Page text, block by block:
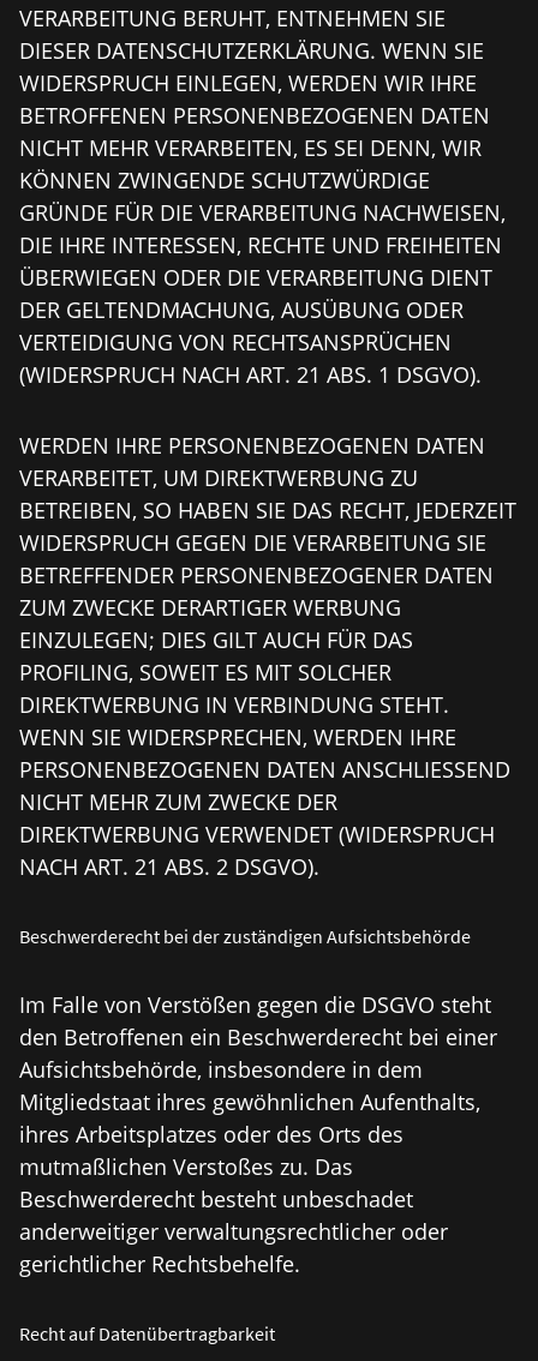
VERARBEITUNG BERUHT, ENTNEHMEN SIE
DIESER DATENSCHUTZERKLÄRUNG. WENN SIE
WIDERSPRUCH EINLEGEN, WERDEN WIR IHRE
BETROFFENEN PERSONENBEZOGENEN DATEN
NICHT MEHR VERARBEITEN, ES SEI DENN, WIR
KÖNNEN ZWINGENDE SCHUTZWÜRDIGE
GRÜNDE FÜR DIE VERARBEITUNG NACHWEISEN,
DIE IHRE INTERESSEN, RECHTE UND FREIHEITEN
ÜBERWIEGEN ODER DIE VERARBEITUNG DIENT
DER GELTENDMACHUNG, AUSÜBUNG ODER
VERTEIDIGUNG VON RECHTSANSPRÜCHEN
(WIDERSPRUCH NACH ART. 21 ABS. 1 DSGVO).
WERDEN IHRE PERSONENBEZOGENEN DATEN
VERARBEITET, UM DIREKTWERBUNG ZU
BETREIBEN, SO HABEN SIE DAS RECHT, JEDERZEIT
WIDERSPRUCH GEGEN DIE VERARBEITUNG SIE
BETREFFENDER PERSONENBEZOGENER DATEN
ZUM ZWECKE DERARTIGER WERBUNG
EINZULEGEN; DIES GILT AUCH FÜR DAS
PROFILING, SOWEIT ES MIT SOLCHER
DIREKTWERBUNG IN VERBINDUNG STEHT.
WENN SIE WIDERSPRECHEN, WERDEN IHRE
PERSONENBEZOGENEN DATEN ANSCHLIESSEND
NICHT MEHR ZUM ZWECKE DER
DIREKTWERBUNG VERWENDET (WIDERSPRUCH
NACH ART. 21 ABS. 2 DSGVO).
Beschwerde­recht bei der zuständigen Aufsichts­behörde
Im Falle von Verstößen gegen die DSGVO steht
den Betroffenen ein Beschwerderecht bei einer
Aufsichtsbehörde, insbesondere in dem
Mitgliedstaat ihres gewöhnlichen Aufenthalts,
ihres Arbeitsplatzes oder des Orts des
mutmaßlichen Verstoßes zu. Das
Beschwerderecht besteht unbeschadet
anderweitiger verwaltungsrechtlicher oder
gerichtlicher Rechtsbehelfe.
Recht auf Daten­übertrag­barkeit